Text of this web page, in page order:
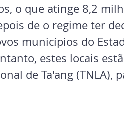
o que atinge 8,2
de o regime ter
municípios do
estes locais
de Ta'ang (TNLA),